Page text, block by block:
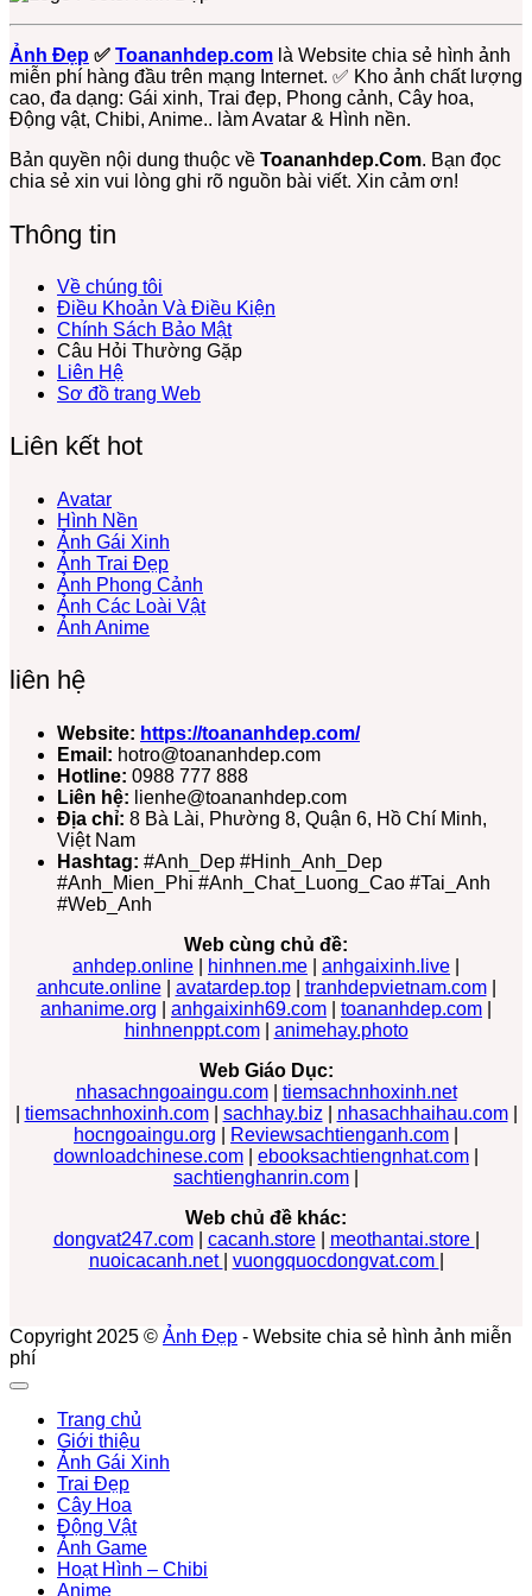
Loại
Cute
–
Miễn
Phí
Tải
Về
Ngay
Gấu
Trúc,
Gấu
Dâu,
Gấu
Bông
Free
Đẹp,
Dễ
Thương
Cực
Hot:
Teddy,
Bơ,
Bạch
Tuộc,
Lọc
Ảnh
Meme
Gấu
Trúc,
Ảnh
Gấu
Miễn
Phí
Ảnh Đẹp ✅ Toananhdep.com là Website chia sẻ hình ảnh
miễn phí hàng đầu trên mạng Internet. ✅ Kho ảnh chất lượng
cao, đa dạng: Gái xinh, Trai đẹp, Phong cảnh, Cây hoa,
Động vật, Chibi, Anime.. làm Avatar & Hình nền.
Bản quyền nội dung thuộc về Toananhdep.Com. Bạn đọc
chia sẻ xin vui lòng ghi rõ nguồn bài viết. Xin cảm ơn!
Thông tin
Về chúng tôi
Điều Khoản Và Điều Kiện
Chính Sách Bảo Mật
Câu Hỏi Thường Gặp
Liên Hệ
Sơ đồ trang Web
Liên kết hot
Avatar
Hình Nền
Ảnh Gái Xinh
Ảnh Trai Đẹp
Ảnh Phong Cảnh
Ảnh Các Loài Vật
Ảnh Anime
liên hệ
Website: https://toananhdep.com/
Email: hotro@toananhdep.com
Hotline: 0988 777 888
Liên hệ: lienhe@toananhdep.com
Địa chỉ: 8 Bà Lài, Phường 8, Quận 6, Hồ Chí Minh,
Việt Nam
Hashtag: #Anh_Dep #Hinh_Anh_Dep
#Anh_Mien_Phi #Anh_Chat_Luong_Cao #Tai_Anh
#Web_Anh
Web cùng chủ đề:
anhdep.online
hinhnen.me anhgaixinh.live
anhcute.online| avatardep.top| tranhdepvietnam.com|
anhanime.org
anhgaixinh69.com toananhdep.com
hinhnenppt.com| animehay.photo
Web Giáo Dục:
nhasachngoaingu.com| tiemsachnhoxinh.net
tiemsachnhoxinh.com| sachhay.biz nhasachhaihau.com|
hocngoaingu.org
Reviewsachtienganh.com
downloadchinese.com
ebooksachtiengnhat.com
sachtienghanrin.com
Web chủ đề khác:
dongvat247.com| cacanh.store| meothantai.store
nuoicacanh.net
vuongquocdongvat.com
Copyright 2025 © Ảnh Đẹp - Website chia sẻ hình ảnh miễn
phí
Trang chủ
Giới thiệu
Ảnh Gái Xinh
Trai Đẹp
Cây Hoa
Động Vật
Ảnh Game
Hoạt Hình – Chibi
Anime